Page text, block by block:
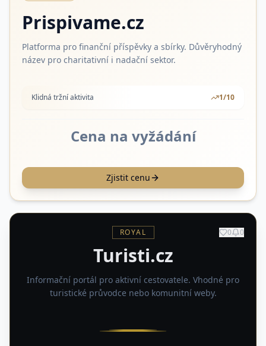
Prispivame.cz
Platforma pro finanční příspěvky a sbírky. Důvěryhodný
název pro charitativní i nadační sektor.
Klidná tržní aktivita 1/10
Cena na vyžádání
Zjistit cenu
ROYAL 0 0
Turisti.cz
Informační portál pro aktivní cestovatele. Vhodné pro
turistické průvodce nebo komunitní weby.